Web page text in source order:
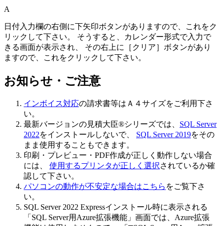
A
日付入力欄の右側に下矢印ボタンがありますので、これをク
リックして下さい。 そうすると、カレンダー形式で入力で
きる画面が表示され、 その右上に［ クリア］ボタンがあり
ますので、これをクリックして下さい。
お知らせ・ご注意
インボイス対応の請求書等はＡ４サイズをご利用下さ
い。
最新バージョンの見積大臣®シリーズでは、 SQL Server
2022をインストールしないで、 SQL Server 2019をその
まま使用することもできます。
印刷・プレビュー・PDF作成が正しく動作しない場合
には、 使用するプリンタが正しく選択されているか確
認して下さい。
パソコンの動作が不安定な場合はこちら をご覧下さ
い。
SQL Server 2022 Expressインストール時に表示される
「SQL Server用Azure拡張機能」画面では、Azure拡張